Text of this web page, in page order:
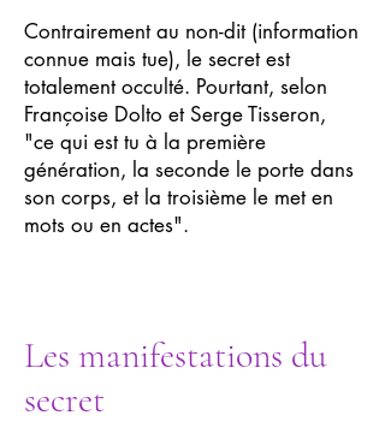
Contrairement au non-dit (information
connue mais tue), le secret est
totalement occulté. Pourtant, selon
Françoise Dolto et Serge Tisseron,
"ce qui est tu à la première
génération, la seconde le porte dans
son corps, et la troisième le met en
mots ou en actes".
Les manifestations du
secret